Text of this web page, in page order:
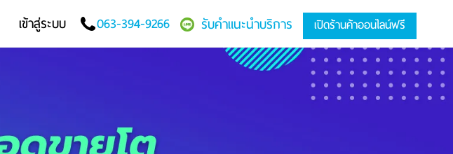
เปิดร้านค้าออนไลน์ฟรี
รับคำแนะนำบริการ
063-394-9266
เข้าสู่ระบบ